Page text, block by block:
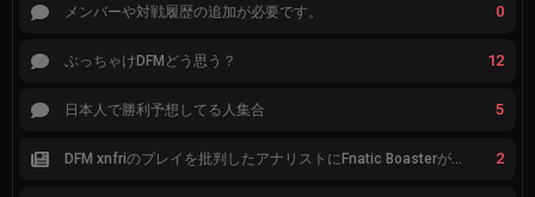
メンバーや対戦履歴の追加が必要です。 0
ぶっちゃけDFMどう思う？ 12
日本人で勝利予想してる人集合 5
DFM xnfriのプレイを批判したアナリストにFnatic Boasterが反応「DFMは仕組みの強化が必要なだけ」 2